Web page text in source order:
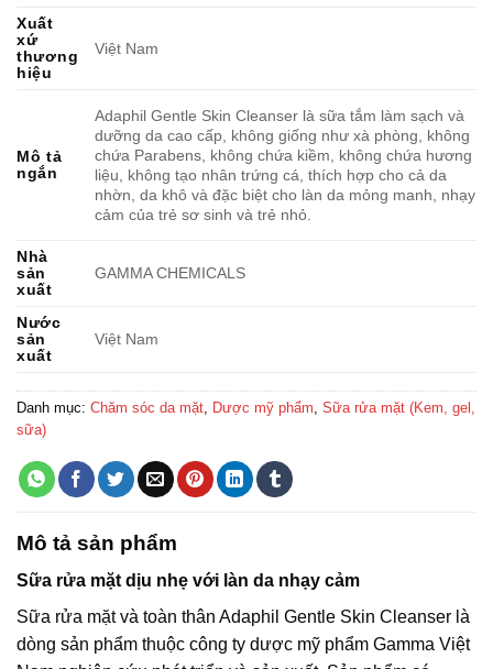
Xuất
xứ
thương
hiệu
Việt Nam
Mô tả
ngắn
Adaphil Gentle Skin Cleanser là sữa tắm làm sạch và
dưỡng da cao cấp, không giống như xà phòng, không
chứa Parabens, không chứa kiềm, không chứa hương
liệu, không tạo nhân trứng cá, thích hợp cho cả da
nhờn, da khô và đặc biệt cho làn da mỏng manh, nhạy
cảm của trẻ sơ sinh và trẻ nhỏ.
Nhà
sản
xuất
GAMMA CHEMICALS
Nước
sản
xuất
Việt Nam
Danh mục: Chăm sóc da mặt Dược mỹ phẩm Sữa rửa mặt (Kem, gel,
sữa)
Mô tả sản phẩm
Sữa rửa mặt dịu nhẹ với làn da nhạy cảm
Sữa rửa mặt và toàn thân Adaphil Gentle Skin Cleanser là
dòng sản phẩm thuộc công ty dược mỹ phẩm Gamma Việt